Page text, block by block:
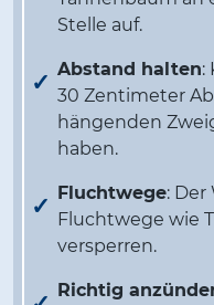
Stelle auf.
Abstand halten:
30 Zentimeter
hängenden
haben.
Fluchtwege:
Fluchtwege wie
versperren.
Richtig